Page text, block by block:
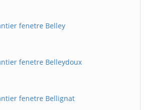
fenetre Belley
fenetre Belleydoux
fenetre Bellignat